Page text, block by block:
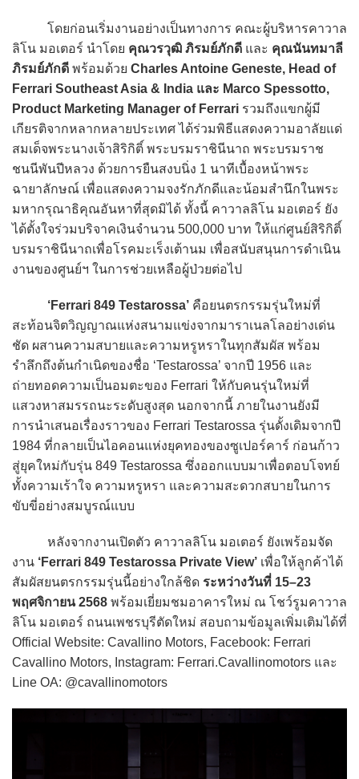
โดยก่อนเริ่มงานอย่างเป็นทางการ คณะผู้บริหารคาวาล
ลิโน มอเตอร์ นำโดย คุณวรวุฒิ ภิรมย์ภักดี และ คุณนันทมาลี
ภิรมย์ภักดี พร้อมด้วย Charles Antoine Geneste, Head of
Ferrari Southeast Asia & India และ Marco Spessotto,
Product Marketing Manager of Ferrari รวมถึงแขกผู้มี
เกียรติจากหลากหลายประเทศ ได้ร่วมพิธีแสดงความอาลัยแด่
สมเด็จพระนางเจ้าสิริกิติ์ พระบรมราชินีนาถ พระบรมราช
ชนนีพันปีหลวง ด้วยการยืนสงบนิ่ง 1 นาทีเบื้องหน้าพระ
ฉายาลักษณ์ เพื่อแสดงความจงรักภักดีและน้อมสำนึกในพระ
มหากรุณาธิคุณอันหาที่สุดมิได้ ทั้งนี้ คาวาลลิโน มอเตอร์ ยัง
ได้ตั้งใจร่วมบริจาคเงินจำนวน 500,000 บาท ให้แก่ศูนย์สิริกิติ์
บรมราชินีนาถเพื่อโรคมะเร็งเต้านม เพื่อสนับสนุนการดำเนิน
งานของศูนย์ฯ ในการช่วยเหลือผู้ป่วยต่อไป
‘Ferrari 849 Testarossa’ คือยนตรกรรมรุ่นใหม่ที่
สะท้อนจิตวิญญาณแห่งสนามแข่งจากมาราเนลโลอย่างเด่น
ชัด ผสานความสบายและความหรูหราในทุกสัมผัส พร้อม
รำลึกถึงต้นกำเนิดของชื่อ ‘Testarossa’ จากปี 1956 และ
ถ่ายทอดความเป็นอมตะของ Ferrari ให้กับคนรุ่นใหม่ที่
แสวงหาสมรรถนะระดับสูงสุด นอกจากนี้ ภายในงานยังมี
การนำเสนอเรื่องราวของ Ferrari Testarossa รุ่นดั้งเดิมจากปี
1984 ที่กลายเป็นไอคอนแห่งยุคทองของซูเปอร์คาร์ ก่อนก้าว
สู่ยุคใหม่กับรุ่น 849 Testarossa ซึ่งออกแบบมาเพื่อตอบโจทย์
ทั้งความเร้าใจ ความหรูหรา และความสะดวกสบายในการ
ขับขี่อย่างสมบูรณ์แบบ
หลังจากงานเปิดตัว คาวาลลิโน มอเตอร์ ยังเพร้อมจัด
งาน ‘Ferrari 849 Testarossa Private View’ เพื่อให้ลูกค้าได้
สัมผัสยนตรกรรมรุ่นนี้อย่างใกล้ชิด ระหว่างวันที่ 15–23
พฤศจิกายน 2568 พร้อมเยี่ยมชมอาคารใหม่ ณ โชว์รูมคาวาล
ลิโน มอเตอร์ ถนนเพชรบุรีตัดใหม่ สอบถามข้อมูลเพิ่มเติมได้ที่
Official Website: Cavallino Motors, Facebook: Ferrari
Cavallino Motors, Instagram: Ferrari.Cavallinomotors และ
Line OA: @cavallinomotors